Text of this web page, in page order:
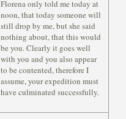
Florena only told me today at
noon, that today someone will
still drop by me, but she said
nothing about, that this would
be you. Clearly it goes well
with you and you also appear
to be contented, therefore I
assume, your expedition must
have culminated successfully.